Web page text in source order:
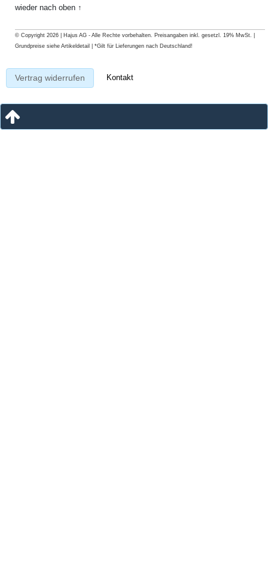
wieder nach oben ↑
© Copyright 2026 | Hajus AG - Alle Rechte vorbehalten. Preisangaben inkl. gesetzl. 19% MwSt. |
Grundpreise siehe Artikeldetail | *Gilt für Lieferungen nach Deutschland!
Vertrag widerrufen Kontakt